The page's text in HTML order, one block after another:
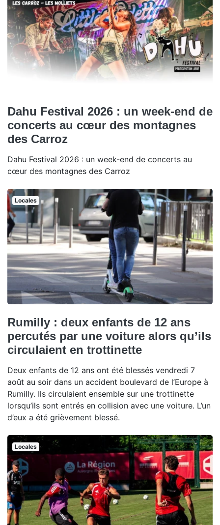
Dahu Festival 2026 : un week-end de
concerts au cœur des montagnes
des Carroz
Dahu Festival 2026 : un week-end de concerts au
cœur des montagnes des Carroz
Locales
Rumilly : deux enfants de 12 ans
percutés par une voiture alors qu’ils
circulaient en trottinette
Deux enfants de 12 ans ont été blessés vendredi 7
août au soir dans un accident boulevard de l’Europe à
Rumilly. Ils circulaient ensemble sur une trottinette
lorsqu’ils sont entrés en collision avec une voiture. L’un
d’eux a été grièvement blessé.
Locales